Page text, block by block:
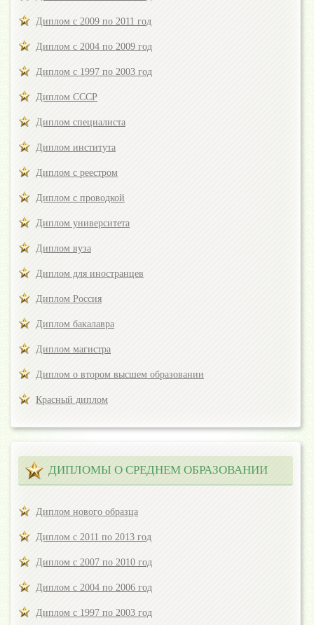
Диплом с 2009 по 2011 год
Диплом с 2004 по 2009 год
Диплом с 1997 по 2003 год
Диплом СССР
Диплом специалиста
Диплом института
Диплом с реестром
Диплом с проводкой
Диплом университета
Диплом вуза
Диплом для иностранцев
Диплом Россия
Диплом бакалавра
Диплом магистра
Диплом о втором высшем образовании
Красный диплом
ДИПЛОМЫ О СРЕДНЕМ ОБРАЗОВАНИИ
Диплом нового образца
Диплом с 2011 по 2013 год
Диплом с 2007 по 2010 год
Диплом с 2004 по 2006 год
Диплом с 1997 по 2003 год